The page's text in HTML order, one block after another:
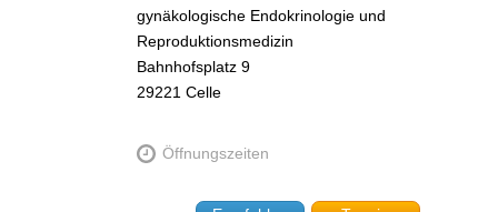
gynäkologische Endokrinologie und
Reproduktionsmedizin
Bahnhofsplatz 9
29221 Celle
Öffnungszeiten